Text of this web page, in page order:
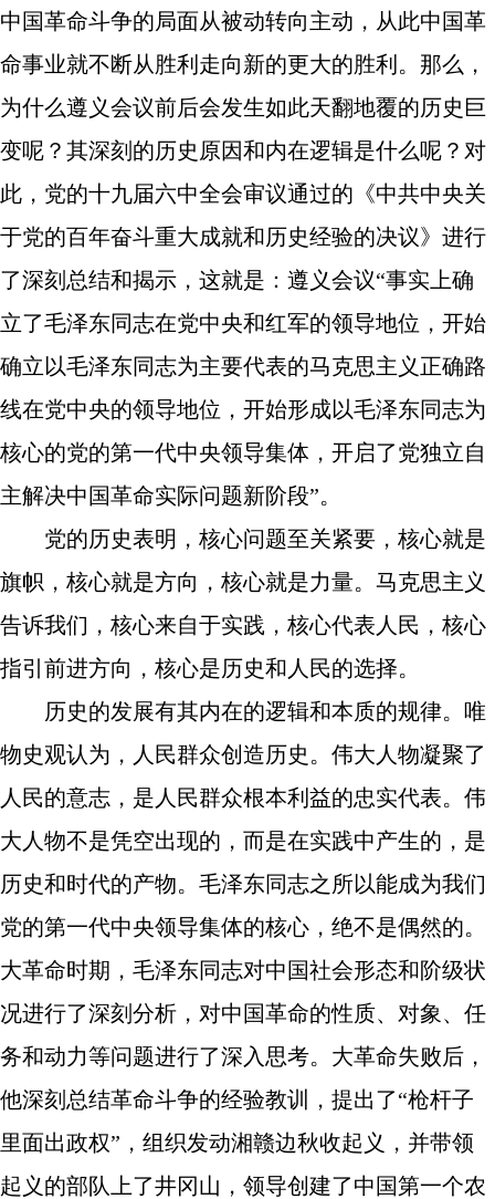
中国革命斗争的局面从被动转向主动，从此中国革
命事业就不断从胜利走向新的更大的胜利。那么，
为什么遵义会议前后会发生如此天翻地覆的历史巨
变呢？其深刻的历史原因和内在逻辑是什么呢？对
此，党的十九届六中全会审议通过的《中共中央关
于党的百年奋斗重大成就和历史经验的决议》进行
了深刻总结和揭示，这就是：遵义会议“事实上确
立了毛泽东同志在党中央和红军的领导地位，开始
确立以毛泽东同志为主要代表的马克思主义正确路
线在党中央的领导地位，开始形成以毛泽东同志为
核心的党的第一代中央领导集体，开启了党独立自
主解决中国革命实际问题新阶段”。
党的历史表明，核心问题至关紧要，核心就是
旗帜，核心就是方向，核心就是力量。马克思主义
告诉我们，核心来自于实践，核心代表人民，核心
指引前进方向，核心是历史和人民的选择。
历史的发展有其内在的逻辑和本质的规律。唯
物史观认为，人民群众创造历史。伟大人物凝聚了
人民的意志，是人民群众根本利益的忠实代表。伟
大人物不是凭空出现的，而是在实践中产生的，是
历史和时代的产物。毛泽东同志之所以能成为我们
党的第一代中央领导集体的核心，绝不是偶然的。
大革命时期，毛泽东同志对中国社会形态和阶级状
况进行了深刻分析，对中国革命的性质、对象、任
务和动力等问题进行了深入思考。大革命失败后，
他深刻总结革命斗争的经验教训，提出了“枪杆子
里面出政权”，组织发动湘赣边秋收起义，并带领
起义的部队上了井冈山，领导创建了中国第一个农